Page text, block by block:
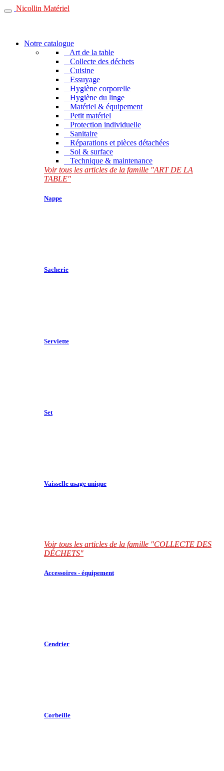
Nicollin Matériel
Notre catalogue
Art de la table
Collecte des déchets
Cuisine
Essuyage
Hygiène corporelle
Hygiène du linge
Matériel & équipement
Petit matériel
Protection individuelle
Sanitaire
Réparations et pièces détachées
Sol & surface
Technique & maintenance
Voir tous les articles de la famille "ART DE LA
TABLE"
Nappe
Sacherie
Serviette
Set
Vaisselle usage unique
Voir tous les articles de la famille "COLLECTE DES
DÉCHETS"
Accessoires - équipement
Cendrier
Corbeille